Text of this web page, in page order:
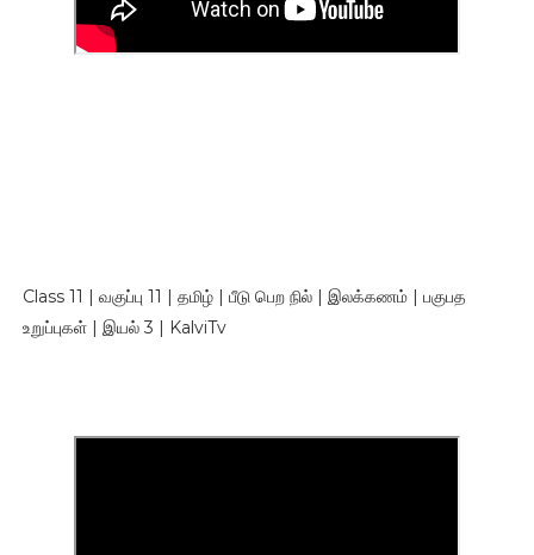
Class 11 | வகுப்பு 11 | தமிழ் | பீடு பெற நில் | இலக்கணம் | பகுபத
உறுப்புகள் | இயல் 3 | KalviTv